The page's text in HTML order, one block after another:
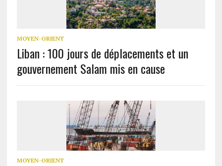
MOYEN-ORIENT
Liban : 100 jours de déplacements et un
gouvernement Salam mis en cause
MOYEN-ORIENT